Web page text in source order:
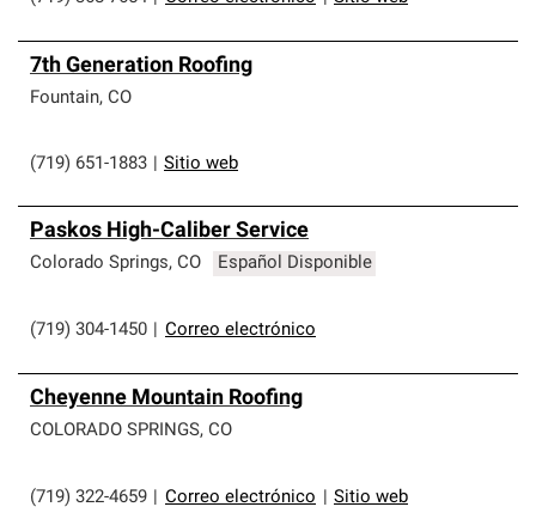
7th Generation Roofing
Fountain, CO
(719) 651-1883 Sitio web
Paskos High-Caliber Service
Colorado Springs, CO Español Disponible
(719) 304-1450 Correo electrónico
Cheyenne Mountain Roofing
COLORADO SPRINGS, CO
(719) 322-4659 Correo electrónico Sitio web